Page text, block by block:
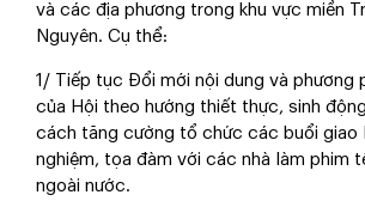
và các địa phương trong khu vực miền
Nguyên. Cụ thể:
1/ Tiếp tục Đổi mới nội dung và phương
của Hội theo hướng thiết thực, sinh
cách tăng cường tổ chức các buổi giao
nghiệm, tọa đàm với các nhà làm phim
ngoài nước.